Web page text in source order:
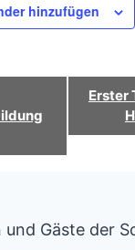
hinzufügen
Erster
und Gäste der